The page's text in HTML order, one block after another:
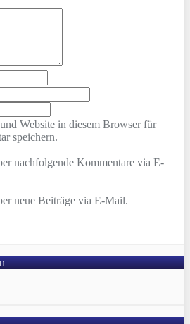
Website in diesem Browser für
speichern.
nachfolgende Kommentare via E-
neue Beiträge via E-Mail.